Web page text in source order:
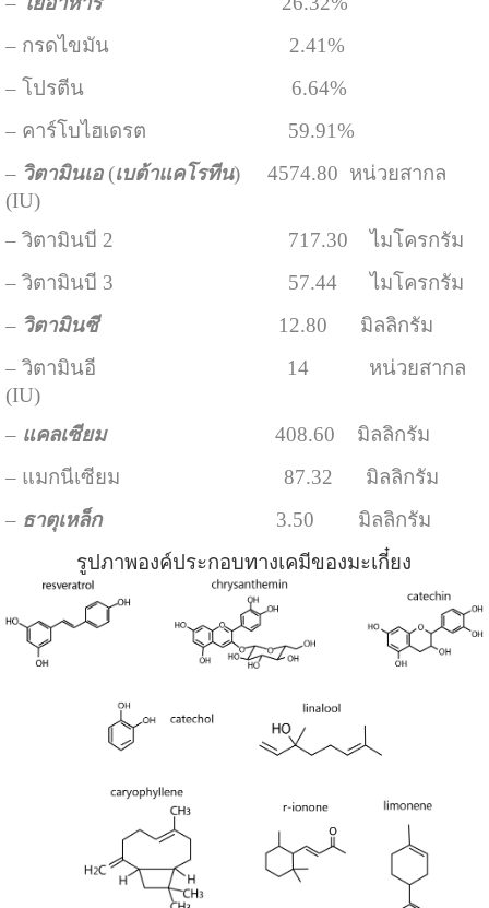
– กรดไขมัน 2.41%
– โปรตีน 6.64%
– คาร์โบไฮเดรต 59.91%
– วิตามินเอ(เบต้าแคโรทีน) 4574.80 หน่วยสากล
(IU)
– วิตามินบี 2 717.30 ไมโครกรัม
– วิตามินบี 3 57.44 ไมโครกรัม
– วิตามินซี12.80 มิลลิกรัม
– วิตามินอี 14 หน่วยสากล
(IU)
– แคลเซียม408.60 มิลลิกรัม
– แมกนีเซียม 87.32 มิลลิกรัม
– ธาตุเหล็ก3.50 มิลลิกรัม
รูปภาพองค์ประกอบทางเคมีของมะเกี๋ยง